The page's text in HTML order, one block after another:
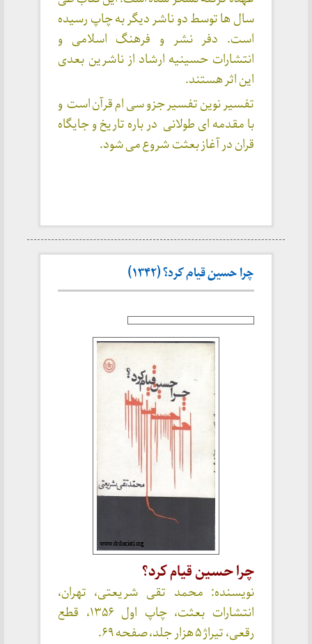
سال ها توسط دو ناشر دیگر به چاپ رسیده
است. دفر نشر و فرهنگ اسلامی و
انتشارات حسینیه ارشاد از ناشرین بعدی
این اثر هستند.
تفسیر نوین تفسیر جزو سی ام قرآن است و
با مقدمه ای طولانی در باره تاریخ و جایگاه
قران در آغاز بعثت شروع می شود.
چرا حسین قیام کرد؟ (۱۳۴۲)
چرا حسین قیام کرد؟
نویسنده: محمد تقی شریعتی، تهران،
انتشارات بعثت، چاپ اول ۱۳۵۶، قطع
رقعی، تیراژ ۵ هزار جلد، صفحه ۶۹.